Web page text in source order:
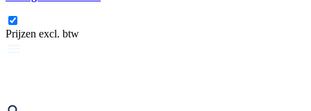
Prijzen excl. btw